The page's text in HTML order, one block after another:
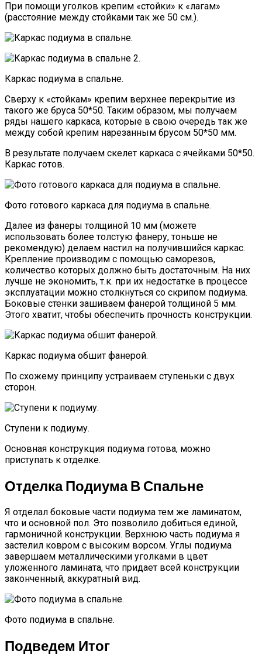
При помощи уголков крепим «стойки» к «лагам»
(расстояние между стойками так же 50 см.).
Каркас подиума в спальне.
Сверху к «стойкам» крепим верхнее перекрытие из
такого же бруса 50*50. Таким образом, мы получаем
ряды нашего каркаса, которые в свою очередь так же
между собой крепим нарезанным брусом 50*50 мм.
В результате получаем скелет каркаса с ячейками 50*50.
Каркас готов.
Фото готового каркаса для подиума в спальне.
Далее из фанеры толщиной 10 мм (можете
использовать более толстую фанеру, тоньше не
рекомендую) делаем настил на получившийся каркас.
Крепление производим с помощью саморезов,
количество которых должно быть достаточным. На них
лучше не экономить, т.к. при их недостатке в процессе
эксплуатации можно столкнуться со скрипом подиума.
Боковые стенки зашиваем фанерой толщиной 5 мм.
Этого хватит, чтобы обеспечить прочность конструкции.
Каркас подиума обшит фанерой.
По схожему принципу устраиваем ступеньки с двух
сторон.
Ступени к подиуму.
Основная конструкция подиума готова, можно
приступать к отделке.
Отделка Подиума В Спальне
Я отделал боковые части подиума тем же ламинатом,
что и основной пол. Это позволило добиться единой,
гармоничной конструкции. Верхнюю часть подиума я
застелил ковром с высоким ворсом. Углы подиума
завершаем металлическими уголками в цвет
уложенного ламината, что придает всей конструкции
законченный, аккуратный вид.
Фото подиума в спальне.
Подведем Итог